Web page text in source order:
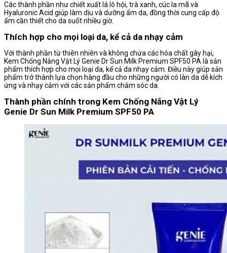
Các thành phần như chiết xuất lá lô hội, trà xanh, cúc la mã và
Hyaluronic Acid giúp làm dịu và dưỡng ẩm da, đồng thời cung cấp độ
ẩm cần thiết cho da suốt nhiều giờ.
Thích hợp cho mọi loại da, kể cả da nhạy cảm
Với thành phần từ thiên nhiên và không chứa các hóa chất gây hại,
Kem Chống Nắng Vật Lý Genie Dr Sun Milk Premium SPF50 PA là sản
phẩm thích hợp cho mọi loại da, kể cả da nhạy cảm. Điều này giúp sản
phẩm trở thành lựa chọn hàng đầu cho những người có làn da dễ kích
ứng và nhạy cảm với các sản phẩm chăm sóc da.
Thành phần chính trong Kem Chống Nắng Vật Lý
Genie Dr Sun Milk Premium SPF50 PA